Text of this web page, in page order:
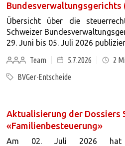
Bundesverwaltungsgerichts
Übersicht über die
Schweizer
29. Juni bis 05. Juli 2026
Team
5.7.2026 2
BVGer-Entscheide
Aktualisierung der Dossiers
«Familienbesteuerung»
Am 02. Juli 2026 hat